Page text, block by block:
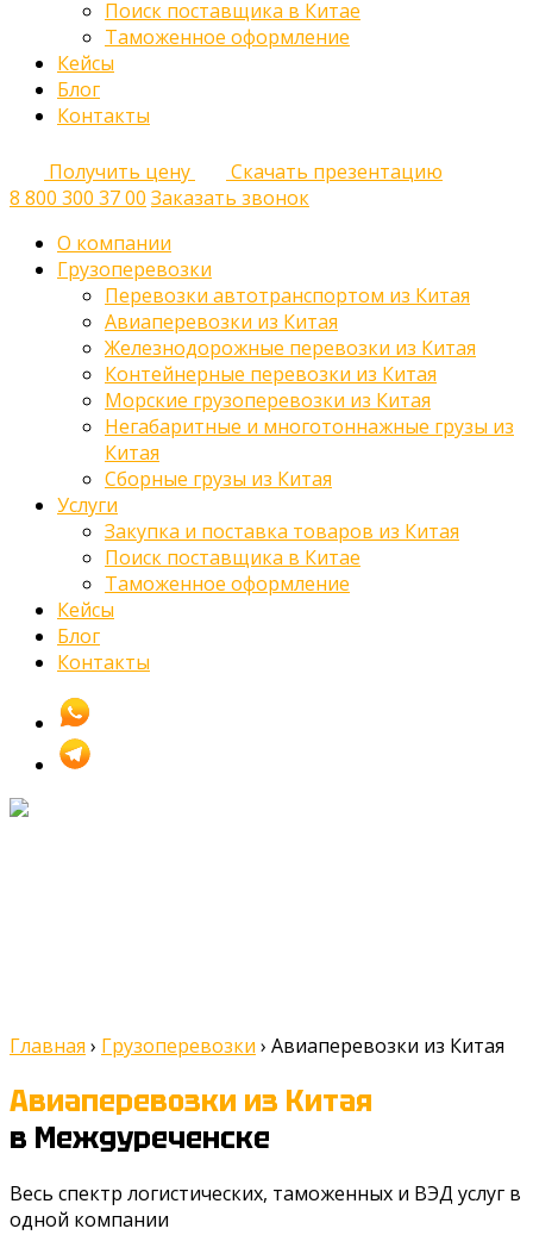
Поиск поставщика в Китае
Таможенное оформление
Кейсы
Блог
Контакты
Получить цену
Скачать презентацию
8 800 300 37 00 Заказать звонок
О компании
Грузоперевозки
Перевозки автотранспортом из Китая
Авиаперевозки из Китая
Железнодорожные перевозки из Китая
Контейнерные перевозки из Китая
Морские грузоперевозки из Китая
Негабаритные и многотоннажные грузы из
Китая
Сборные грузы из Китая
Услуги
Закупка и поставка товаров из Китая
Поиск поставщика в Китае
Таможенное оформление
Кейсы
Блог
Контакты
Главная › Грузоперевозки › Авиаперевозки из Китая
Авиаперевозки из Китая
в Междуреченске
Весь спектр логистических, таможенных и ВЭД услуг в
одной компании